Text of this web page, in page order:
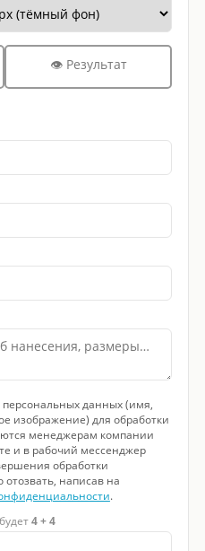
👁 Результат
персональных данных (имя,
изображение) для обработки
менеджерам компании
и в рабочий мессенджер
обработки
написав на
.
4 + 4